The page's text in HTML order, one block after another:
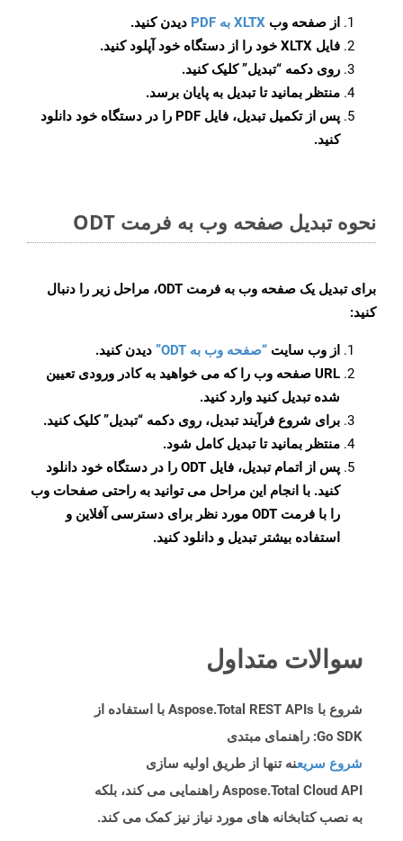
از صفحه وب XLTX به PDF
دیدن کنید.
فایل XLTX خود را از دستگاه خود آپلود کنید.
روی دکمه “تبدیل”کلیک کنید.
منتظر بمانید تا تبدیل به پایان برسد.
پس از تکمیل تبدیل، فایل PDF را در دستگاه خود دانلود
کنید.
نحوه تبدیل صفحه وب به فرمت ODT
برای تبدیل یک صفحه وب به فرمت ODT، مراحل زیر را دنبال
کنید:
از وب سایت “صفحه وب به ODT”
دیدن کنید.
URL صفحه وب را که می خواهید به کادر ورودی تعیین
شده تبدیل کنید وارد کنید.
برای شروع فرآیند تبدیل، روی دکمه “تبدیل” کلیک کنید.
منتظر بمانید تا تبدیل کامل شود.
پس از اتمام تبدیل، فایل ODT را در دستگاه خود دانلود
کنید. با انجام این مراحل می توانید به راحتی صفحات وب
را با فرمت ODT مورد نظر برای دسترسی آفلاین و
استفاده بیشتر تبدیل و دانلود کنید.
سوالات متداول
شروع با Aspose.Total REST APIs با استفاده از
Go SDK: راهنمای مبتدی
شروع سریعنه تنها از طریق اولیه سازی
Aspose.Total Cloud API راهنمایی می کند، بلکه
به نصب کتابخانه های مورد نیاز نیز کمک می کند.